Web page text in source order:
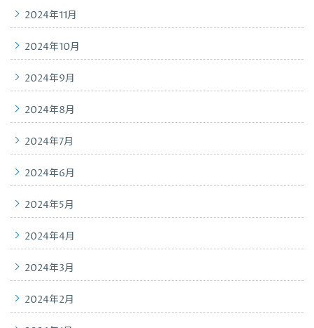
2024年11月
2024年10月
2024年9月
2024年8月
2024年7月
2024年6月
2024年5月
2024年4月
2024年3月
2024年2月